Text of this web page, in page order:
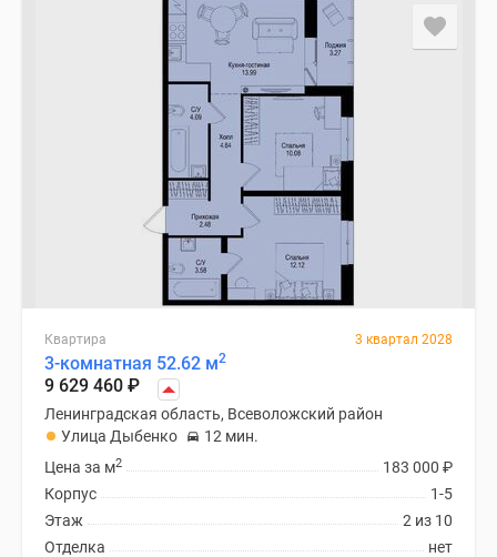
Квартира 3 квартал 2028
3-комнатная 52.62 м2
9 629 460 ₽
Ленинградская область, Всеволожский район
Улица Дыбенко
12 мин.
183 000 ₽
Цена за м2
1-5
Корпус
2 из 10
Этаж
нет
Отделка